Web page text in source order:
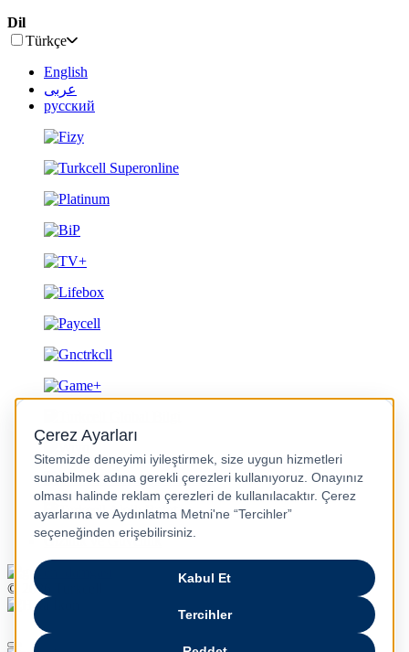
Dil
Türkçe
English
عربى
русский
Gizlilik ve Güvenlik
© 2026 Turkcell